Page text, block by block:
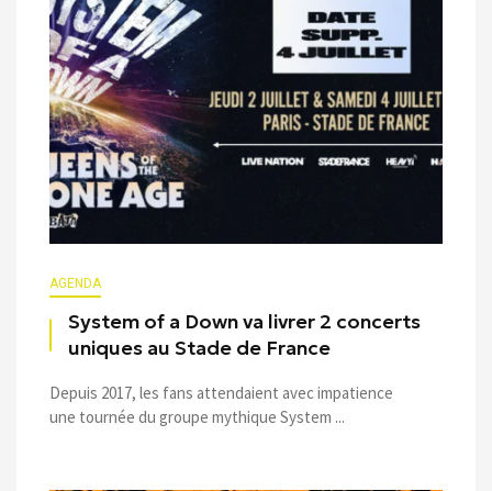
AGENDA
System of a Down va livrer 2 concerts
uniques au Stade de France
Depuis 2017, les fans attendaient avec impatience
une tournée du groupe mythique System ...